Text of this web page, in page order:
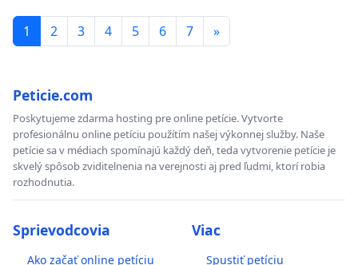
1 2 3 4 5 6 7 »
Peticie.com
Poskytujeme zdarma hosting pre online petície. Vytvorte
profesionálnu online petíciu použítím našej výkonnej služby. Naše
petície sa v médiach spomínajú každý deň, teda vytvorenie petície je
skvelý spôsob zviditelnenia na verejnosti aj pred ľudmi, ktorí robia
rozhodnutia.
Sprievodcovia
Ako začať online petíciu
Viac
Spustiť petíciu